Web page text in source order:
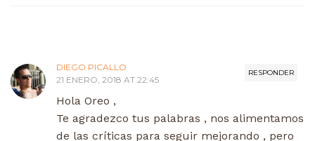
RESPONDER
DIEGO PICALLO
21 ENERO, 2018 AT 22:45
Hola Oreo ,
Te agradezco tus palabras , nos alimentamos
de las críticas para seguir mejorando , pero